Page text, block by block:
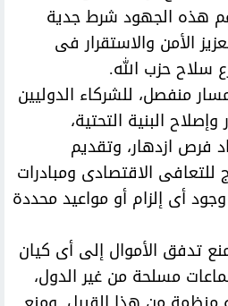
هذه الجهود شرط جدية
الأمن والاستقرار فى
سلاح حزب الله.
منفصل، للشركاء الدوليين
البنية التحتية،
فرص ازدهار، وتقديم
للتعافى الاقتصادى ومبادرات
أى إلزام أو مواعيد محددة
تدفق الأموال إلى أى كيان
مسلحة من غير الدول،